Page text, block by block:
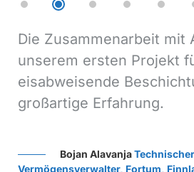
Die Zusammenarbeit mit
unserem ersten Projekt
eisabweisende
großartige Erfahrung.
Bojan AlavanjaTechnischer
Vermögensverwalter, Fortum,